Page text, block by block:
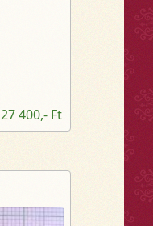
27 400,- Ft